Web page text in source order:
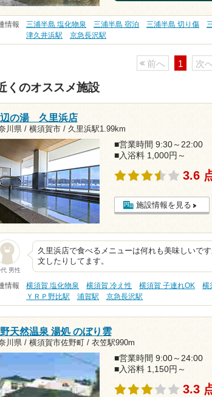
情報 三浦半島 塩化物泉 三浦半島 宿泊 三浦半島 切り傷
津久井浜駅
京急長沢駅
前へ 1 次
くのオススメ施設
の湯 久里浜店
川県 / 横須賀市 / 久里浜駅1.99km
■営業時間 9:30～22:00
■入浴料 1,000円～
3.6
施設情報を見る
男性
久里浜店で食べるメニューは何れも美味しいで
文したりしてます。
情報 横須賀 塩化物泉 横須賀 冷え性 横須賀 子連れOK 横
ＹＲＰ野比駅
浦賀駅 京急長沢駅
天然温泉 湯処 のぼり雲
川県 / 横須賀市佐野町 / 衣笠駅990m
■営業時間 9:00～24:00
■入浴料 1,150円～
3.3